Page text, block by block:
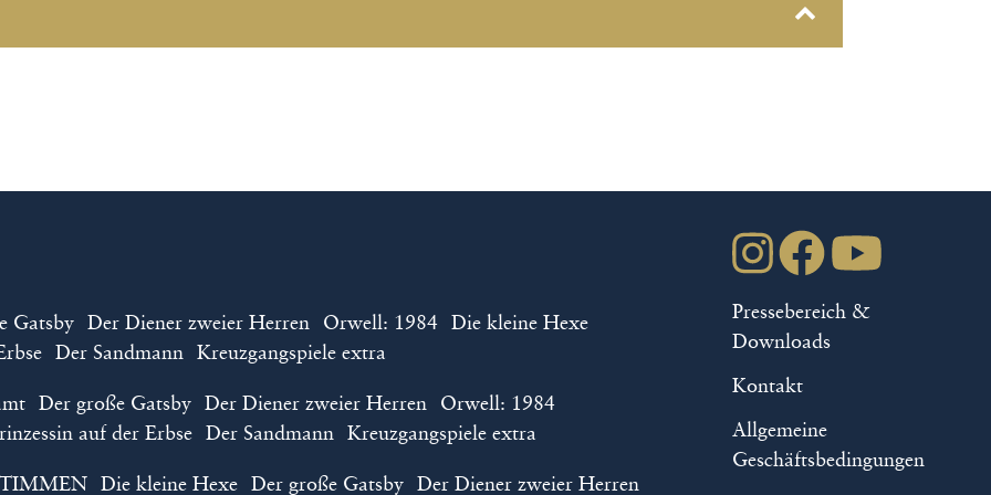
selbst auszudrucken oder auf Ihr Mobilgerät herunterzuladen. Es gelten die
und Schulklassen, Tickets für Rollstuhlplätze, die
über das Kulturbüro direkt gebucht werden!
Kulturbüro
karten(at)kreuzgangspiele.deoder die Telefonnummer 09852-90444 über das
Gatsby Der Diener zweier Herren Orwell: 1984
Die kleine Hexe
Der Sandmann Kreuzgangspiele extra
Der große Gatsby Der Diener zweier Herren
Orwell: 1984
auf der Erbse Der Sandmann Kreuzgangspiele extra
Die kleine Hexe Der große Gatsby Der Diener zweier Herren
Pressebereich &
Downloads
Kontakt
Allgemeine
Geschäftsbedingungen